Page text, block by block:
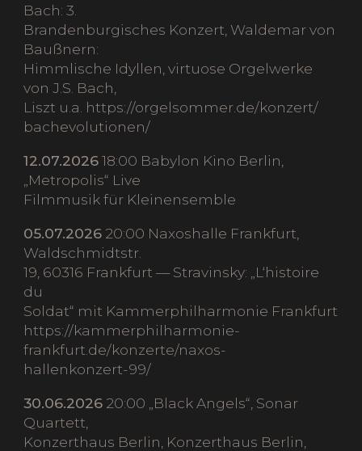
Bach: 3.
Brandenburgisches Konzert, Waldemar von
Baußnern:
Himmlische Idyllen, virtuose Orgelwerke
von J.S. Bach,
Liszt u.a. https://orgelsommer.de/konzert/
bachevolutionen/
12.07.202618:00 Babylon Kino Berlin,
„Metropolis“ Live
Filmmusik für Kleinensemble
05.07.2026 20:00 Naxoshalle Frankfurt,
Waldschmidtstr.
19, 60316 Frankfurt — Stravinsky: „L‘histoire
du
Soldat“ mit Kammerphilharmonie Frankfurt
https://kammerphilharmonie-
frankfurt.de/konzerte/naxos-
hallenkonzert-99/
30.06.2026 20:00 „Black Angels“, Sonar
Quartett,
Konzerthaus Berlin, Konzerthaus Berlin,